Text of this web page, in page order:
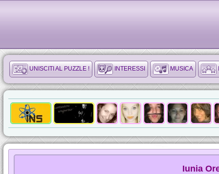
UNISCITI AL PUZZLE ! INTERESSI MUSICA
Iunia